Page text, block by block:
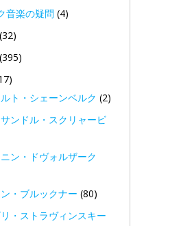
音楽の疑問 (4)
(32)
(395)
ト・シェーンベルク (2)
ンドル・スクリャービ
ン・ドヴォルザーク
・ブルックナー (80)
・ストラヴィンスキー